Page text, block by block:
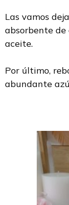
Las vamos
absorbente
aceite.
Por último,
abundante